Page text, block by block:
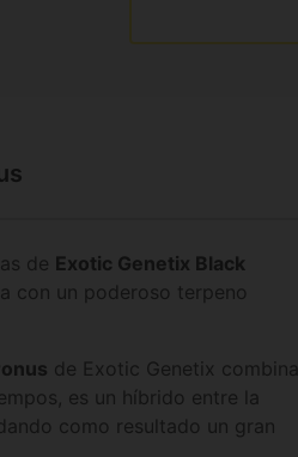
de Exotic Genetix Black
con un poderoso terpeno
de Exotic Genetix combina
es un híbrido entre la
como resultado un gran